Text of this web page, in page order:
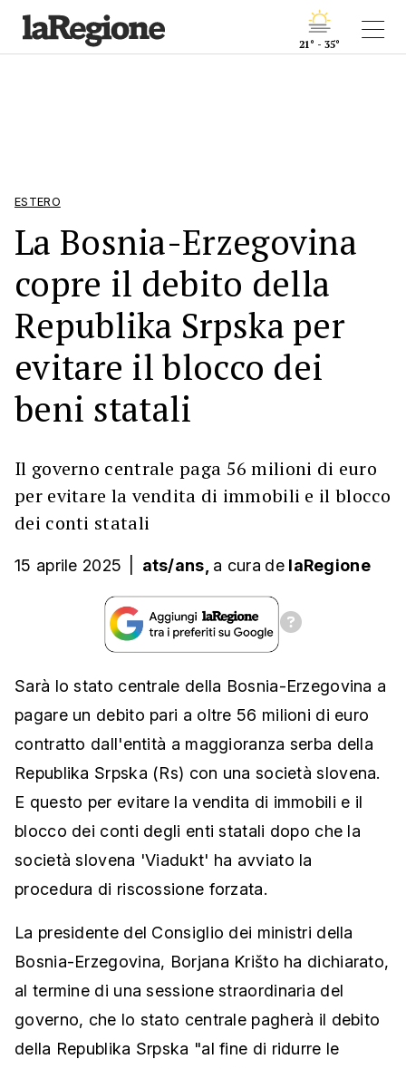
21° - 35°
ESTERO
La Bosnia-Erzegovina
copre il debito della
Republika Srpska per
evitare il blocco dei
beni statali
Il governo centrale paga 56 milioni di euro
per evitare la vendita di immobili e il blocco
dei conti statali
15 aprile 2025 ats/ans, a cura de laRegione
Sarà lo stato centrale della Bosnia-Erzegovina a
pagare un debito pari a oltre 56 milioni di euro
contratto dall'entità a maggioranza serba della
Republika Srpska (Rs) con una società slovena.
E questo per evitare la vendita di immobili e il
blocco dei conti degli enti statali dopo che la
società slovena 'Viadukt' ha avviato la
procedura di riscossione forzata.
La presidente del Consiglio dei ministri della
Bosnia-Erzegovina, Borjana Krišto ha dichiarato,
al termine di una sessione straordinaria del
governo, che lo stato centrale pagherà il debito
della Republika Srpska "al fine di ridurre le